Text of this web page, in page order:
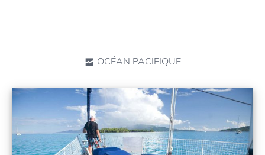
OCÉAN PACIFIQUE